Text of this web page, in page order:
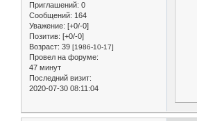
Приглашений: 0
Сообщений: 164
Уважение: [+0/-0]
Позитив: [+0/-0]
Возраст: 39 [1986-10-17]
Провел на форуме:
47 минут
Последний визит:
2020-07-30 08:11:04